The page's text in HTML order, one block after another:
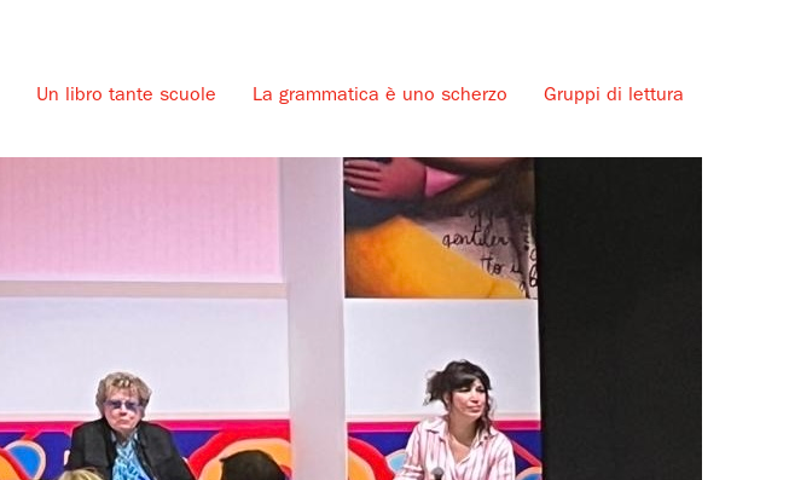
Un libro tante scuole La grammatica è uno scherzo Gruppi di lettura